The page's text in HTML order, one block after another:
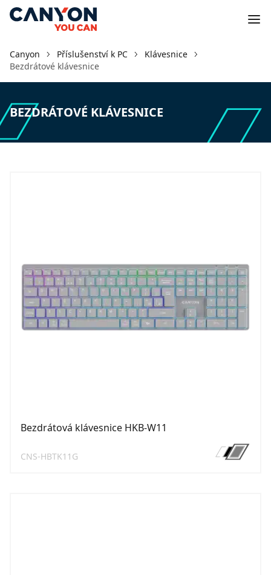
Canyon Příslušenství k PC
Klávesnice
Bezdrátové klávesnice
BEZDRÁTOVÉ KLÁVESNICE
Bezdrátová klávesnice HKB-W11
CNS-HBTK11G